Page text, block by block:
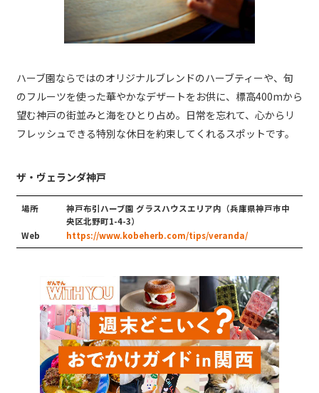
ハーブ園ならではのオリジナルブレンドのハーブティーや、旬
のフルーツを使った華やかなデザートをお供に、標高400mから
望む神戸の街並みと海をひとり占め。日常を忘れて、心からリ
フレッシュできる特別な休日を約束してくれるスポットです。
ザ・ヴェランダ神戸
場所
神戸布引ハーブ園 グラスハウスエリア内（兵庫県神⼾市中
央区北野町1-4-3）
Web
https://www.kobeherb.com/tips/veranda/